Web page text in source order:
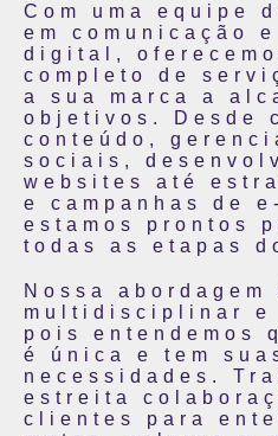
Com uma equipe
em comunicação
digital,
completo de
a sua marca a
objetivos. Desde
conteúdo,
sociais,
websites até
e campanhas de
estamos prontos
todas as etapas
Nossa abordagem
multidisciplinar e
pois entendemos
é única e tem
necessidades.
estreita
clientes para